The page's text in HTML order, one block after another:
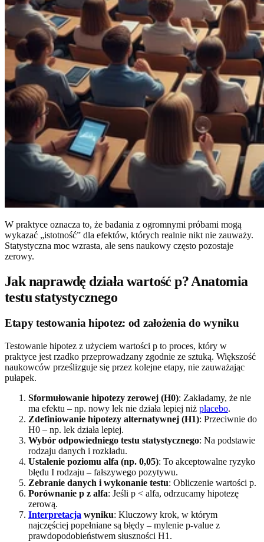
W praktyce oznacza to, że badania z ogromnymi próbami mogą
wykazać „istotność” dla efektów, których realnie nikt nie zauważy.
Statystyczna moc wzrasta, ale sens naukowy często pozostaje
zerowy.
Jak naprawdę działa wartość p? Anatomia
testu statystycznego
Etapy testowania hipotez: od założenia do wyniku
Testowanie hipotez z użyciem wartości p to proces, który w
praktyce jest rzadko przeprowadzany zgodnie ze sztuką. Większość
naukowców prześlizguje się przez kolejne etapy, nie zauważając
pułapek.
Sformułowanie hipotezy zerowej (H0): Zakładamy, że nie
ma efektu – np. nowy lek nie działa lepiej niż placebo.
Zdefiniowanie hipotezy alternatywnej (H1): Przeciwnie do
H0 – np. lek działa lepiej.
Wybór odpowiedniego testu statystycznego: Na podstawie
rodzaju danych i rozkładu.
Ustalenie poziomu alfa (np. 0,05): To akceptowalne ryzyko
błędu I rodzaju – fałszywego pozytywu.
Zebranie danych i wykonanie testu: Obliczenie wartości p.
Porównanie p z alfa: Jeśli p < alfa, odrzucamy hipotezę
zerową.
Interpretacja wyniku: Kluczowy krok, w którym
najczęściej popełniane są błędy – mylenie p-value z
prawdopodobieństwem słuszności H1.